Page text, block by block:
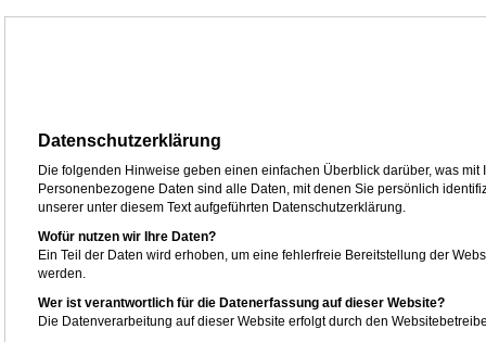
Datenschutzerklärung
Die folgenden Hinweise geben einen einfachen Überblick darüber, was
Personenbezogene Daten sind alle Daten, mit denen Sie persönlich
unserer unter diesem Text aufgeführten Datenschutzerklärung.
Wofür nutzen wir Ihre Daten?
Ein Teil der Daten wird erhoben, um eine fehlerfreie Bereitstellung der
werden.
Wer ist verantwortlich für die Datenerfassung auf dieser Website?
Die Datenverarbeitung auf dieser Website erfolgt durch den